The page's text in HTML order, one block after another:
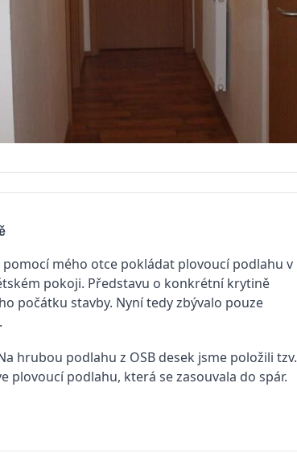
pomocí mého otce pokládat plovoucí podlahu v
pokoji. Představu o konkrétní krytině
počátku stavby. Nyní tedy zbývalo pouze
hrubou podlahu z OSB desek jsme položili tzv.
plovoucí podlahu, která se zasouvala do spár.